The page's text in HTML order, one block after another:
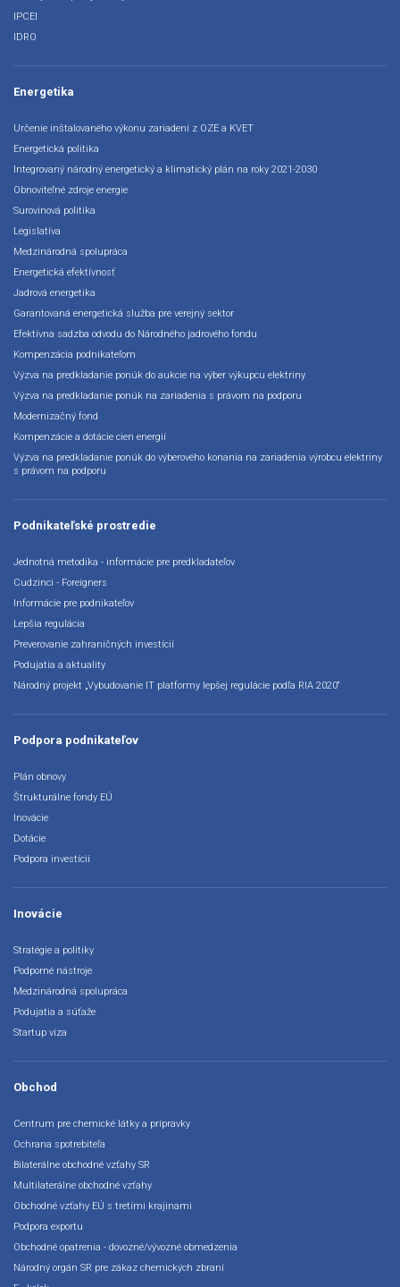
IPCEI
IDRO
Energetika
Určenie inštalovaného výkonu zariadení z OZE a KVET
Energetická politika
Integrovaný národný energetický a klimatický plán na roky 2021-2030
Obnoviteľné zdroje energie
Surovinová politika
Legislatíva
Medzinárodná spolupráca
Energetická efektívnosť
Jadrová energetika
Garantovaná energetická služba pre verejný sektor
Efektívna sadzba odvodu do Národného jadrového fondu
Kompenzácia podnikateľom
Výzva na predkladanie ponúk do aukcie na výber výkupcu elektriny
Výzva na predkladanie ponúk na zariadenia s právom na podporu
Modernizačný fond
Kompenzácie a dotácie cien energií
Výzva na predkladanie ponúk do výberového konania na zariadenia výrobcu elektriny
s právom na podporu
Podnikateľské prostredie
Jednotná metodika - informácie pre predkladateľov
Cudzinci - Foreigners
Informácie pre podnikateľov
Lepšia regulácia
Preverovanie zahraničných investícií
Podujatia a aktuality
Národný projekt „Vybudovanie IT platformy lepšej regulácie podľa RIA 2020“
Podpora podnikateľov
Plán obnovy
Štrukturálne fondy EÚ
Inovácie
Dotácie
Podpora investícií
Inovácie
Stratégie a politiky
Podporné nástroje
Medzinárodná spolupráca
Podujatia a súťaže
Startup víza
Obchod
Centrum pre chemické látky a prípravky
Ochrana spotrebiteľa
Bilaterálne obchodné vzťahy SR
Multilaterálne obchodné vzťahy
Obchodné vzťahy EÚ s tretími krajinami
Podpora exportu
Obchodné opatrenia - dovozné/vývozné obmedzenia
Národný orgán SR pre zákaz chemických zbraní